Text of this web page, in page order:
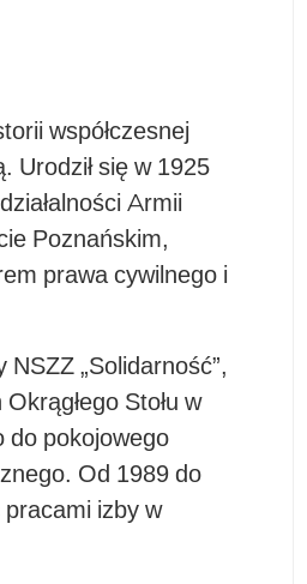
współczesnej
Urodził się w 1925
Armii
Poznańskim,
prawa cywilnego i
„Solidarność”,
Stołu w
do pokojowego
Od 1989 do
pracami izby w